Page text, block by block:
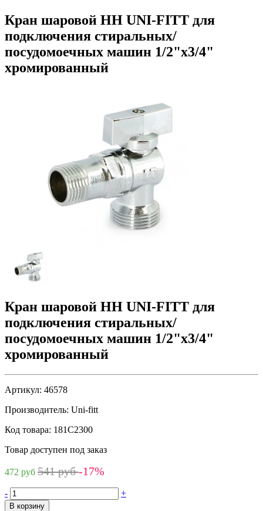
Кран шаровой НН UNI-FITT для
подключения стиральных/
посудомоечных машин 1/2"х3/4"
хромированный
Кран шаровой НН UNI-FITT для
подключения стиральных/
посудомоечных машин 1/2"х3/4"
хромированный
Артикул: 46578
Производитель: Uni-fitt
Код товара: 181C2300
Товар доступен под заказ
472 руб 541 руб-17%
- +
В корзину